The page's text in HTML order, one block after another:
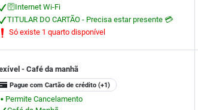
🛜Internet Wi-Fi
TITULAR DO CARTÃO - Precisa estar presente 💳
Só existe 1 quarto disponível
- Café da manhã
Pague com Cartão de crédito (+1)
⬤
Permite Cancelamento